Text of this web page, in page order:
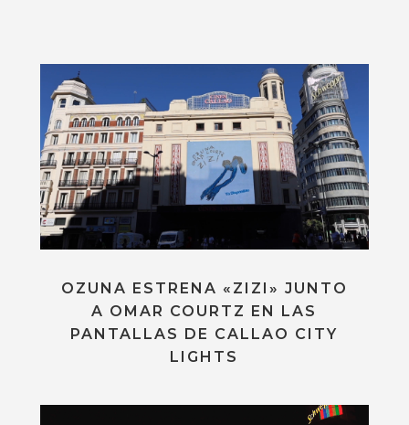
OZUNA ESTRENA «ZIZI» JUNTO
A OMAR COURTZ EN LAS
PANTALLAS DE CALLAO CITY
LIGHTS